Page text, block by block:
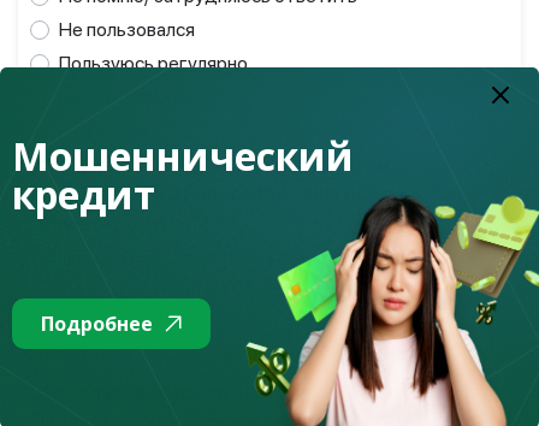
Не пользовался
Пользуюсь регулярно
20 : Предполагаете ли Вы в будущем
пользоваться финансовой услугой
"Микрокредиты"? *
Не знаю/ затрудняюсь ответить
Не планирую
21 : Пользовались ли Вы финансовой услугой
Мошеннический
кредит
Подробнее